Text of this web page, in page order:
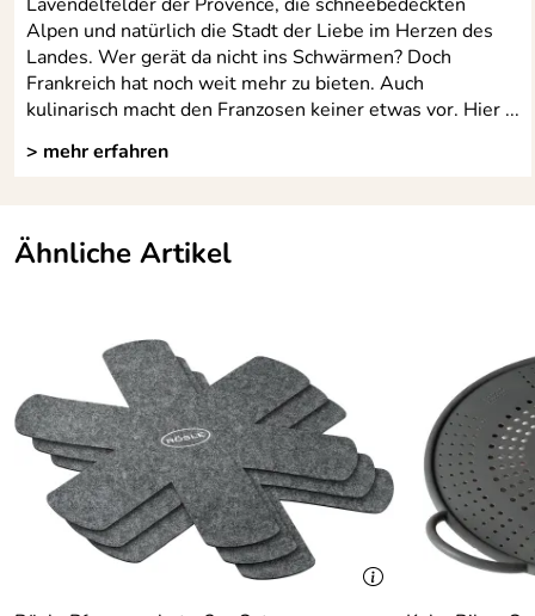
Alpen und natürlich die Stadt der Liebe im Herzen des
Landes. Wer gerät da nicht ins Schwärmen? Doch
Frankreich hat noch weit mehr zu bieten. Auch
kulinarisch macht den Franzosen keiner etwas vor. Hier ...
> mehr erfahren
Ähnliche Artikel